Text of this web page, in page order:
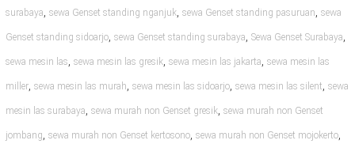
surabaya, sewa Genset standing nganjuk, sewa Genset standing pasuruan, sewa
Genset standing sidoarjo, sewa Genset standing surabaya, Sewa Genset Surabaya,
sewa mesin las, sewa mesin las gresik, sewa mesin las jakarta, sewa mesin las
miller, sewa mesin las murah, sewa mesin las sidoarjo, sewa mesin las silent, sewa
mesin las surabaya, sewa murah non Genset gresik, sewa murah non Genset
jombang, sewa murah non Genset kertosono, sewa murah non Genset mojokerto,